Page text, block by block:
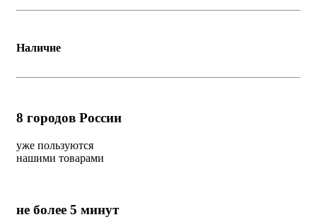
Наличие
8 городов России
уже пользуются
нашими товарами
не более 5 минут